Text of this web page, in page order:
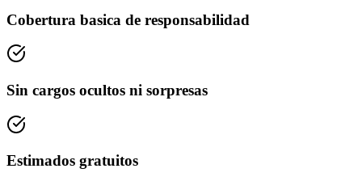
Cobertura basica de responsabilidad
Sin cargos ocultos ni sorpresas
Estimados gratuitos